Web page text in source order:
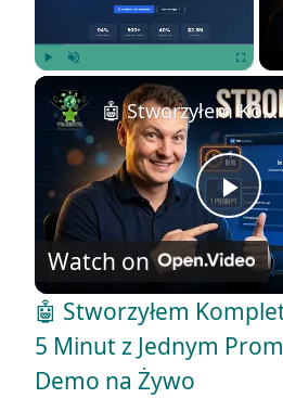
P
l
a
🤖 Stworzyłem Kompletną Stronę w 5 Minut z Jednym Promptem AI — Demo na Żywo
Watch on
🤖 Stworzyłem
5 Minut z Jednym
Demo na Żywo